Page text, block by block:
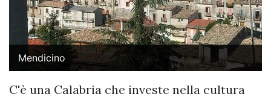
Mendicino
C'è una Calabria che investe nella cultura